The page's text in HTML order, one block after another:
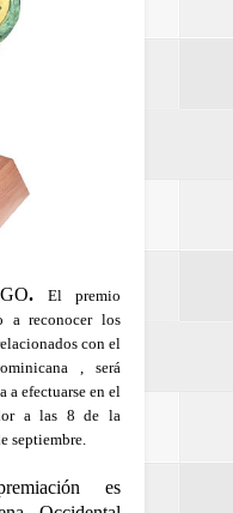
.El premio
a reconocer los
con el
, será
a efectuarse en el
a las 8 de la
septiembre.
es